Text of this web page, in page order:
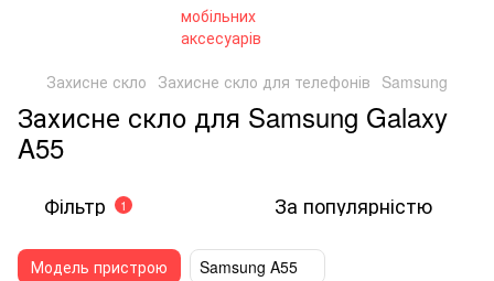
Захисне скло Захисне скло для телефонів Samsung
Захисне скло для Samsung Galaxy
A55
Фільтр 1 За популярністю
Модель пристрою Samsung A55